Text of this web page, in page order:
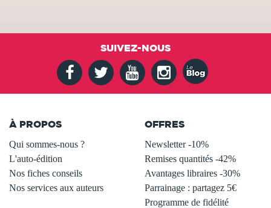
SUIVEZ-NOUS
À PROPOS
Qui sommes-nous ?
L'auto-édition
Nos fiches conseils
Nos services aux auteurs
OFFRES
Newsletter -10%
Remises quantités -42%
Avantages libraires -30%
Parrainage : partagez 5€
Programme de fidélité